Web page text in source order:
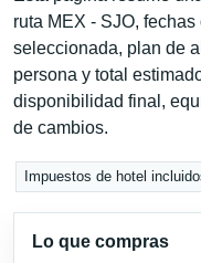
ruta MEX - SJO,
seleccionada, plan de
persona y total
disponibilidad final,
de cambios.
Impuestos de hotel
Lo que compras